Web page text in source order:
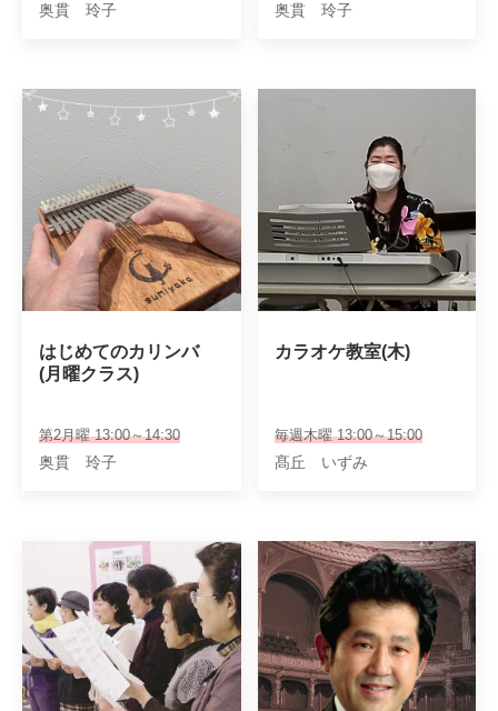
奥貫 玲子 奥貫 玲子
はじめてのカリンバ
(月曜クラス)
第2月曜 13:00～14:30
奥貫 玲子
カラオケ教室(木)
毎週木曜 13:00～15:00
髙丘 いずみ